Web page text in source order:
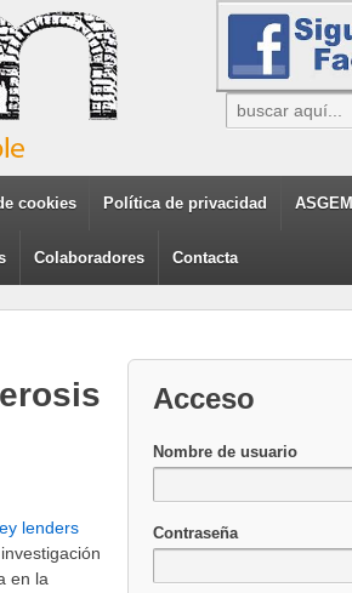
cookies Política de privacidad ASGEM
Colaboradores Contacta
lenders
en la
Acceso
Nombre de usuario
Contraseña